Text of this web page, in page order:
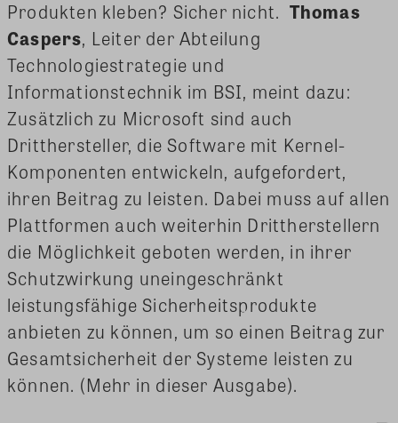
Produkten kleben? Sicher nicht. Thomas
Caspers, Leiter der Abteilung
Technologiestrategie und
Informationstechnik im BSI, meint dazu:
Zusätzlich zu Microsoft sind auch
Dritthersteller, die Software mit Kernel-
Komponenten entwickeln, aufgefordert,
ihren Beitrag zu leisten. Dabei muss auf allen
Plattformen auch weiterhin Drittherstellern
die Möglichkeit geboten werden, in ihrer
Schutzwirkung uneingeschränkt
leistungsfähige Sicherheitsprodukte
anbieten zu können, um so einen Beitrag zur
Gesamtsicherheit der Systeme leisten zu
können. (Mehr in dieser Ausgabe).